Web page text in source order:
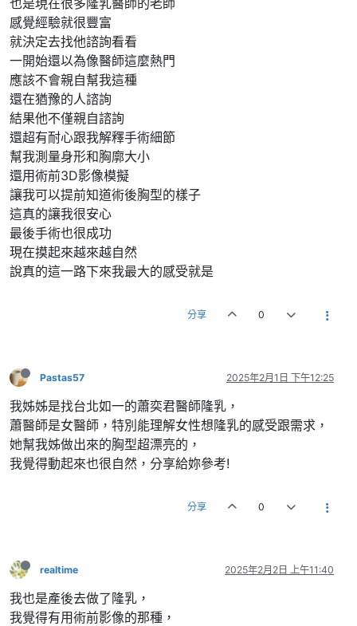
感覺經驗就很豐富
就決定去找他諮詢看看
一開始還以為像醫師這麼熱門
應該不會親自幫我這種
還在猶豫的人諮詢
結果他不僅親自諮詢
還超有耐心跟我解釋手術細節
幫我測量身形和胸廓大小
還用術前3D影像模擬
讓我可以提前知道術後胸型的樣子
這真的讓我很安心
最後手術也很成功
現在摸起來越來越自然
說真的這一路下來我最大的感受就是
分享 0
Pastas57 2025年2月1日 下午12:25
我姊姊是找台北如一的蕭奕君醫師隆乳，
蕭醫師是女醫師，特別能理解女性想隆乳的感受跟需求，
她幫我姊做出來的胸型超漂亮的，
我覺得動起來也很自然，分享給妳參考!
分享 0
realtime 2025年2月2日 上午11:40
我也是產後去做了隆乳，
我覺得有用術前影像的那種，